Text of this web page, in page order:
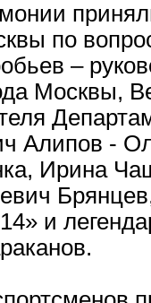
по
–
Москвы,
Алипов -
Ирина
и